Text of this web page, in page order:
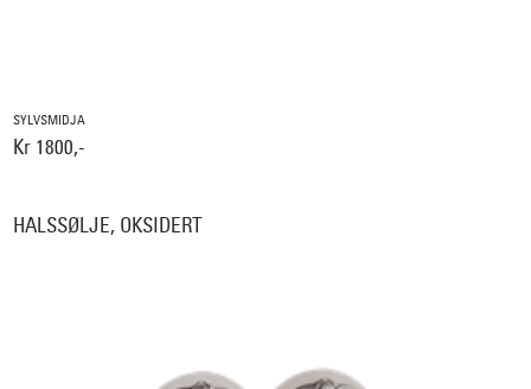
SYLVSMIDJA
Kr 1800,-
HALSSØLJE, OKSIDERT